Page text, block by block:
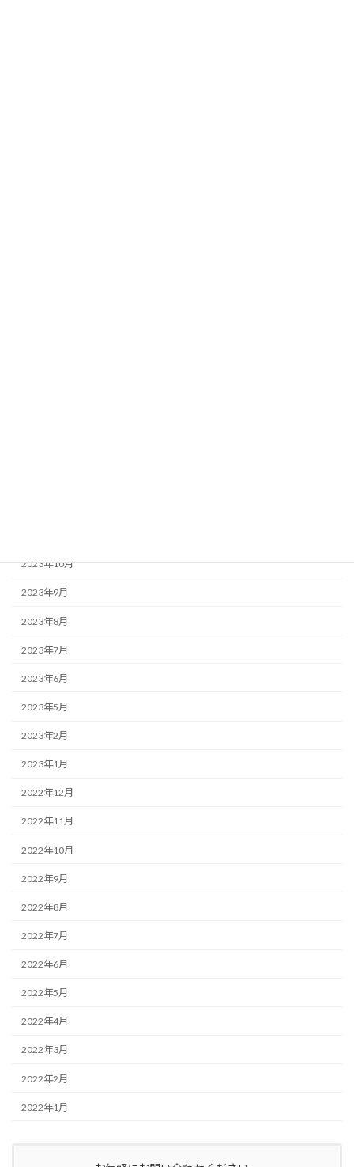
2023年10月
2023年9月
2023年8月
2023年7月
2023年6月
2023年5月
2023年2月
2023年1月
2022年12月
2022年11月
2022年10月
2022年9月
2022年8月
2022年7月
2022年6月
2022年5月
2022年4月
2022年3月
2022年2月
2022年1月